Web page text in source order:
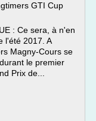
GTI Cup
: Ce sera, à n'en
l'été 2017. A
Magny-Cours se
le premier
Prix de...